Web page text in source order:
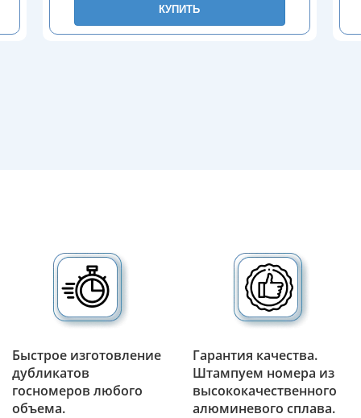
КУПИТЬ
Быстрое изготовление
дубликатов
госномеров любого
объема.
Гарантия качества.
Штампуем номера из
высококачественного
алюминевого сплава.